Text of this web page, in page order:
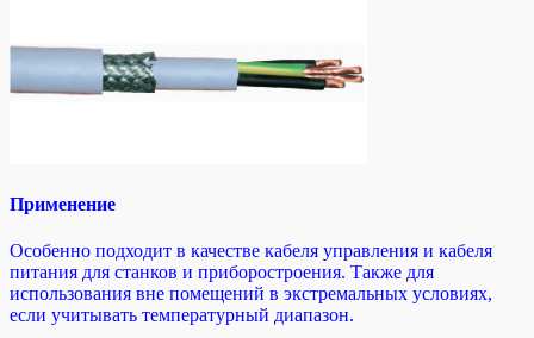
Применение
Особенно подходит в качестве кабеля управления и кабеля
питания для станков и приборостроения. Также для
использования вне помещений в экстремальных условиях,
если учитывать температурный диапазон.